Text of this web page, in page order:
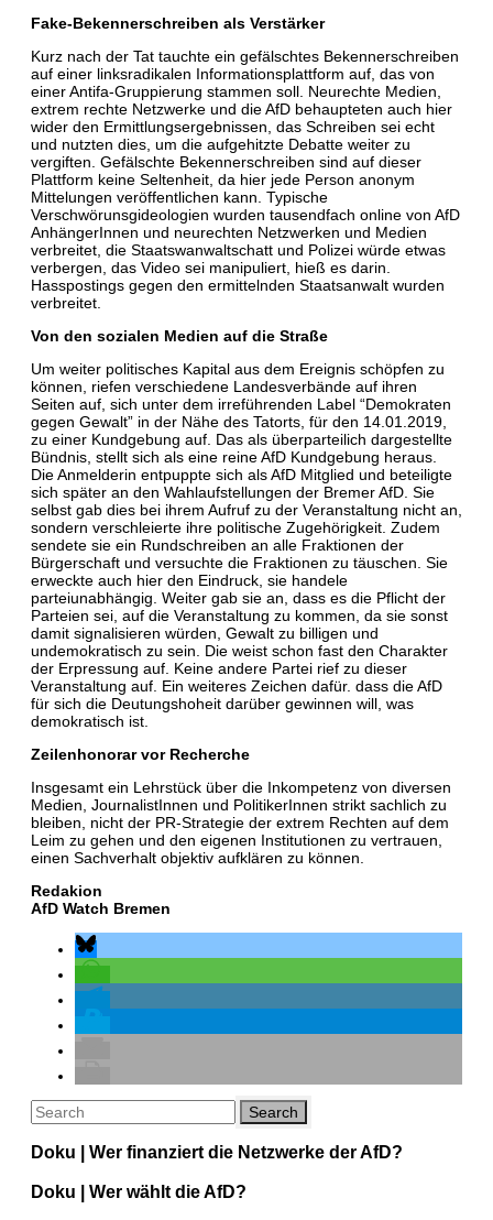
Fake-Bekennerschreiben als Verstärker
Kurz nach der Tat tauchte ein gefälschtes Bekennerschreiben
auf einer linksradikalen Informationsplattform auf, das von
einer Antifa-Gruppierung stammen soll. Neurechte Medien,
extrem rechte Netzwerke und die AfD behaupteten auch hier
wider den Ermittlungsergebnissen, das Schreiben sei echt
und nutzten dies, um die aufgehitzte Debatte weiter zu
vergiften. Gefälschte Bekennerschreiben sind auf dieser
Plattform keine Seltenheit, da hier jede Person anonym
Mittelungen veröffentlichen kann. Typische
Verschwörunsgideologien wurden tausendfach online von AfD
AnhängerInnen und neurechten Netzwerken und Medien
verbreitet, die Staatswanwaltschatt und Polizei würde etwas
verbergen, das Video sei manipuliert, hieß es darin.
Hasspostings gegen den ermittelnden Staatsanwalt wurden
verbreitet.
Von den sozialen Medien auf die Straße
Um weiter politisches Kapital aus dem Ereignis schöpfen zu
können, riefen verschiedene Landesverbände auf ihren
Seiten auf, sich unter dem irreführenden Label “Demokraten
gegen Gewalt” in der Nähe des Tatorts, für den 14.01.2019,
zu einer Kundgebung auf. Das als überparteilich dargestellte
Bündnis, stellt sich als eine reine AfD Kundgebung heraus.
Die Anmelderin entpuppte sich als AfD Mitglied und beteiligte
sich später an den Wahlaufstellungen der Bremer AfD. Sie
selbst gab dies bei ihrem Aufruf zu der Veranstaltung nicht an,
sondern verschleierte ihre politische Zugehörigkeit. Zudem
sendete sie ein Rundschreiben an alle Fraktionen der
Bürgerschaft und versuchte die Fraktionen zu täuschen. Sie
erweckte auch hier den Eindruck, sie handele
parteiunabhängig. Weiter gab sie an, dass es die Pflicht der
Parteien sei, auf die Veranstaltung zu kommen, da sie sonst
damit signalisieren würden, Gewalt zu billigen und
undemokratisch zu sein. Die weist schon fast den Charakter
der Erpressung auf. Keine andere Partei rief zu dieser
Veranstaltung auf. Ein weiteres Zeichen dafür. dass die AfD
für sich die Deutungshoheit darüber gewinnen will, was
demokratisch ist.
Zeilenhonorar vor Recherche
Insgesamt ein Lehrstück über die Inkompetenz von diversen
Medien, JournalistInnen und PolitikerInnen strikt sachlich zu
bleiben, nicht der PR-Strategie der extrem Rechten auf dem
Leim zu gehen und den eigenen Institutionen zu vertrauen,
einen Sachverhalt objektiv aufklären zu können.
Redakion
AfD Watch Bremen
Doku | Wer finanziert die Netzwerke der AfD?
Doku | Wer wählt die AfD?